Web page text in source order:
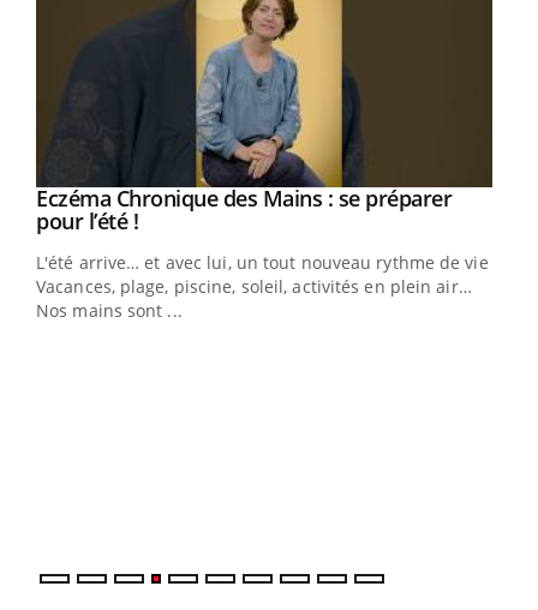
Youtube
Eczéma Chronique des Mains : se préparer
pour l’été !Youtube
L'été arrive… et avec lui, un tout nouveau rythme de vie !
Vacances, plage, piscine, soleil, activités en plein air…
Nos mains sont ...